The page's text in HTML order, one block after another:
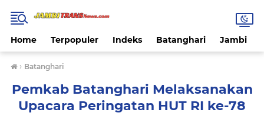
Home Terpopuler Indeks Batanghari Jambi
› Batanghari
Pemkab Batanghari Melaksanakan
Upacara Peringatan HUT RI ke-78